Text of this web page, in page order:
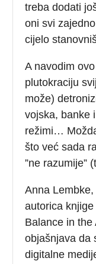
treba dodati
oni svi
cijelo
A navodim
plutokraciju
može)
vojska, banke
režimi…
što već sada
”ne razumije”
Anna
autorica
Balance in the
objašnjava da
digitalne